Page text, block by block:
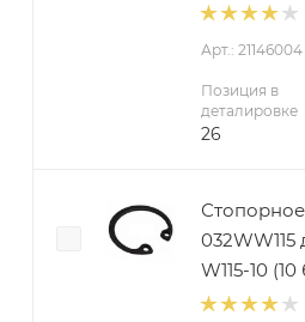
Арт.: 21146004
Позиция в
деталировке
26
Стопорное
W115-10